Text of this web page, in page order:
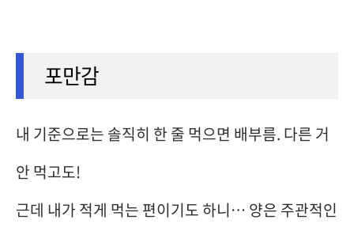
포만감
내 기준으로는 솔직히 한 줄 먹으면 배부름. 다른 거
안 먹고도!
근데 내가 적게 먹는 편이기도 하니… 양은 주관적인